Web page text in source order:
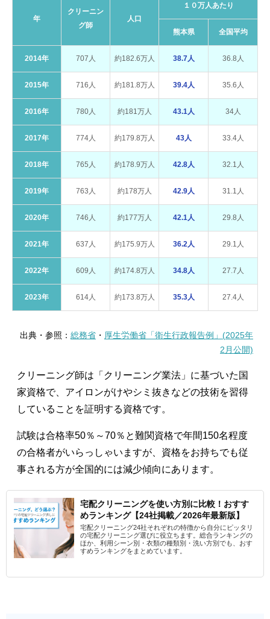
年
クリーニン
グ師
人口
１０万人あたり
熊本県 全国平均
2014年 707人 約182.6万人 38.7人 36.8人
2015年 716人 約181.8万人 39.4人 35.6人
2016年 780人 約181万人 43.1人 34人
2017年 774人 約179.8万人 43人 33.4人
2018年 765人 約178.9万人 42.8人 32.1人
2019年 763人 約178万人 42.9人 31.1人
2020年 746人 約177万人 42.1人 29.8人
2021年 637人 約175.9万人 36.2人 29.1人
2022年 609人 約174.8万人 34.8人 27.7人
2023年 614人 約173.8万人 35.3人 27.4人
出典・参照： 総務省 ・ 厚生労働省「衛生行政報告例」(2025年
2月公開)
クリーニング師は「クリーニング業法」に基づいた国
家資格で、アイロンがけやシミ抜きなどの技術を習得
していることを証明する資格です。
試験は合格率50％～70％と難関資格で年間150名程度
の合格者がいらっしゃいますが、資格をお持ちでも従
事される方が全国的には減少傾向にあります。
宅配クリーニングを使い方別に比較！おすす
めランキング【24社掲載／2026年最新版】
宅配クリーニング24社それぞれの特徴から自分にピッタリ
の宅配クリーニング選びに役立ちます。総合ランキングの
ほか、利用シーン別・衣類の種類別・洗い方別でも、おす
すめランキングをまとめています。